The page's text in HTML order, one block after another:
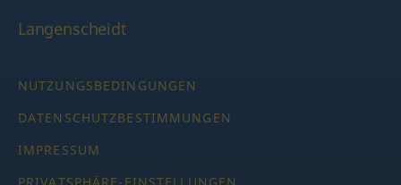
Langenscheidt
NUTZUNGSBEDINGUNGEN
DATENSCHUTZBESTIMMUNGEN
IMPRESSUM
PRIVATSPHÄRE-EINSTELLUNGEN